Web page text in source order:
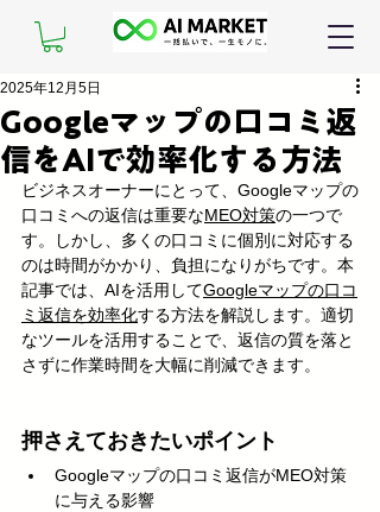
Googleマップの口コミ返
信をAIで効率化する方法
2025年12月5日
ビジネスオーナーにとって、Googleマップの
口コミへの返信は重要なMEO対策の一つで
す。しかし、多くの口コミに個別に対応する
のは時間がかかり、負担になりがちです。本
記事では、AIを活用してGoogleマップの口コ
ミ返信を効率化する方法を解説します。適切
なツールを活用することで、返信の質を落と
さずに作業時間を大幅に削減できます。
押さえておきたいポイント
Googleマップの口コミ返信がMEO対策
に与える影響